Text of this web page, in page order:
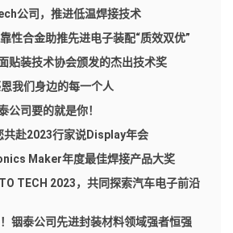
公司，推进低温焊接技术
性合金助推先进电子装配“质效双优”
贴装技术协会颁发的杰出技术奖
我们身边的每一个人
公司要的就是你！
共赴2023行家说Display年会
Maker年度最佳焊接产品大奖
TECH 2023，共同探索汽车电子前沿
铟泰公司先进封装材料领域强者恒强